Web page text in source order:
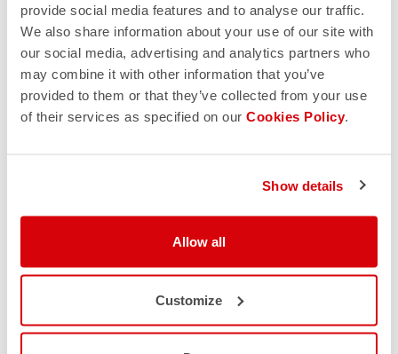
provide social media features and to analyse our traffic.
We also share information about your use of our site with
our social media, advertising and analytics partners who
may combine it with other information that you’ve
provided to them or that they’ve collected from your use
of their services as specified on our Cookies Policy.
Show details
Allow all
Customize